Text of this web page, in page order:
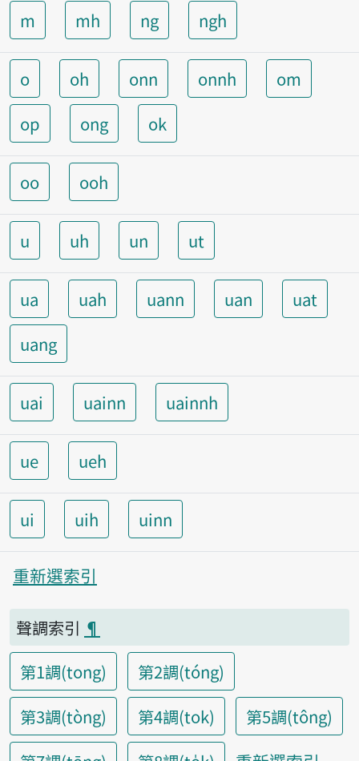
m mh ng ngh
o oh onn onnh
om
op
ong ok
oo ooh
u uh un ut
ua uah uann uan
uat
uang
uai uainn uainnh
ue ueh
ui uih uinn
重新選索引
聲調索引 ¶
第1調(tong)
第2調(tóng)
第3調(tòng)
第4調(tok)
第5調(tông)